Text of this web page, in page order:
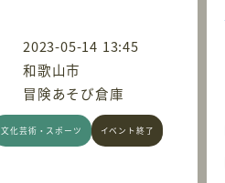
2023-05-14 13:45
和歌山市
冒険あそび倉庫
文化芸術・スポーツ イベント終了